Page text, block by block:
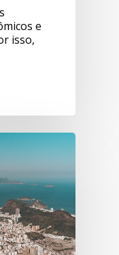
e
isso,